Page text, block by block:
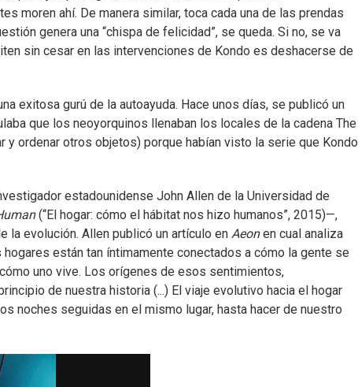
moren ahí. De manera similar, toca cada una de las prendas
genera una “chispa de felicidad”, se queda. Si no, se va
sin cesar en las intervenciones de Kondo es deshacerse de
exitosa gurú de la autoayuda. Hace unos días, se publicó un
que los neoyorquinos llenaban los locales de la cadena The
ordenar otros objetos) porque habían visto la serie que Kondo
estadounidense John Allen de la Universidad de
(“El hogar: cómo el hábitat nos hizo humanos”, 2015)—,
la evolución. Allen publicó un artículo en Aeonen cual analiza
están tan íntimamente conectados a cómo la gente se
uno vive. Los orígenes de esos sentimientos,
de nuestra historia (...) El viaje evolutivo hacia el hogar
noches seguidas en el mismo lugar, hasta hacer de nuestro